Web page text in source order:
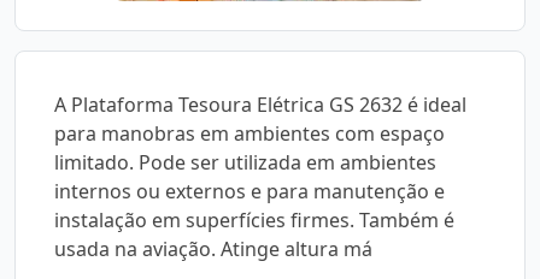
A Plataforma Tesoura Elétrica GS 2632 é ideal
para manobras em ambientes com espaço
limitado. Pode ser utilizada em ambientes
internos ou externos e para manutenção e
instalação em superfícies firmes. Também é
usada na aviação. Atinge altura má